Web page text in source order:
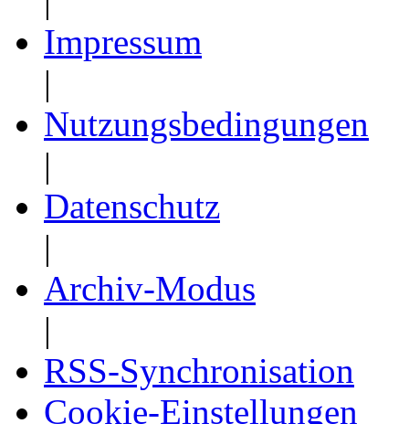
Impressum
|
Nutzungsbedingungen
|
Datenschutz
|
Archiv-Modus
|
RSS-Synchronisation
Cookie-Einstellungen